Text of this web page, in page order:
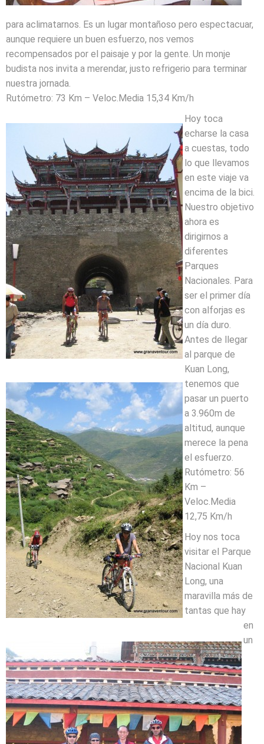
para aclimatarnos. Es un lugar montañoso pero espectacuar,
aunque requiere un buen esfuerzo, nos vemos
recompensados por el paisaje y por la gente. Un monje
budista nos invita a merendar, justo refrigerio para terminar
nuestra jornada.
Rutómetro: 73 Km – Veloc.Media 15,34 Km/h
Hoy toca
echarse la casa
a cuestas, todo
lo que llevamos
en este viaje va
encima de la bici.
Nuestro objetivo
ahora es
dirigirnos a
diferentes
Parques
Nacionales. Para
ser el primer día
con alforjas es
un día duro.
Antes de llegar
al parque de
Kuan Long,
tenemos que
pasar un puerto
a 3.960m de
altitud, aunque
merece la pena
el esfuerzo.
Rutómetro: 56
Km –
Veloc.Media
12,75 Km/h
Hoy nos toca
visitar el Parque
Nacional Kuan
Long, una
maravilla más de
tantas que hay
en
un